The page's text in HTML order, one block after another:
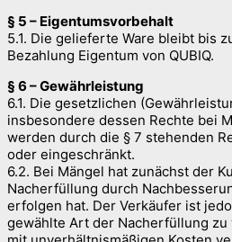
§ 5 – Eigentumsvorbehalt
5.1. Die gelieferte Ware bleibt bis
Bezahlung Eigentum von QUBIQ.
§ 6 – Gewährleistung
6.1. Die gesetzlichen
insbesondere dessen Rechte bei
werden durch die § 7 stehenden
oder eingeschränkt.
6.2. Bei Mängel hat zunächst der
Nacherfüllung durch
erfolgen hat. Der Verkäufer ist
gewählte Art der Nacherfüllung